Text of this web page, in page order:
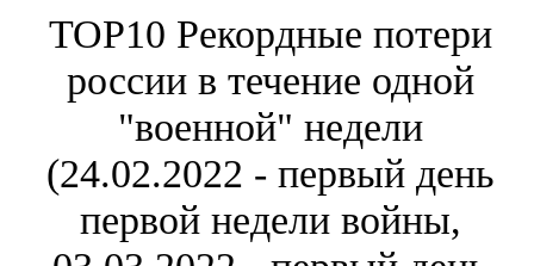
TOP10 Рекордные потери
россии в течение одной
"военной" недели
(24.02.2022 - первый день
первой недели войны,